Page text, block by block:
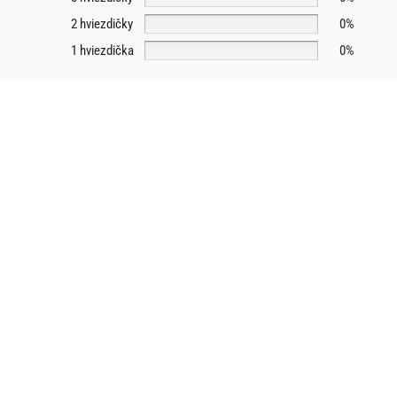
2 hviezdičky
0%
1 hviezdička
0%